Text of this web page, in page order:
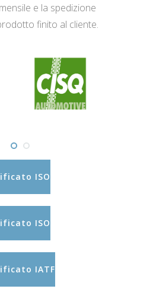
e la spedizione
finito al cliente.
ISO
ISO
IATF